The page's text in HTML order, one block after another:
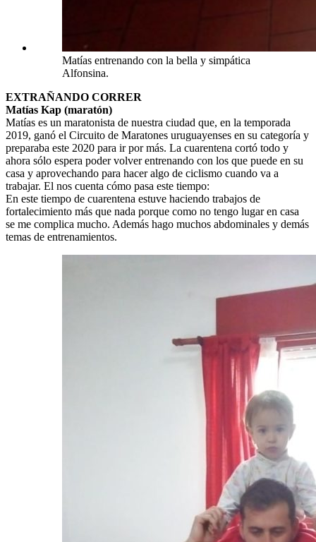
Matías entrenando con la bella y simpática
Alfonsina.
EXTRAÑANDO CORRER
Matías Kap (maratón)
Matías es un maratonista de nuestra ciudad que, en la temporada
2019, ganó el Circuito de Maratones uruguayenses en su categoría y
preparaba este 2020 para ir por más. La cuarentena cortó todo y
ahora sólo espera poder volver entrenando con los que puede en su
casa y aprovechando para hacer algo de ciclismo cuando va a
trabajar. El nos cuenta cómo pasa este tiempo:
En este tiempo de cuarentena estuve haciendo trabajos de
fortalecimiento más que nada porque como no tengo lugar en casa
se me complica mucho. Además hago muchos abdominales y demás
temas de entrenamientos.